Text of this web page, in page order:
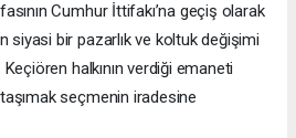
Cumhur İttifakı’na geçiş olarak
siyasi bir pazarlık ve koltuk değişimi
halkının verdiği emaneti
seçmenin iradesine